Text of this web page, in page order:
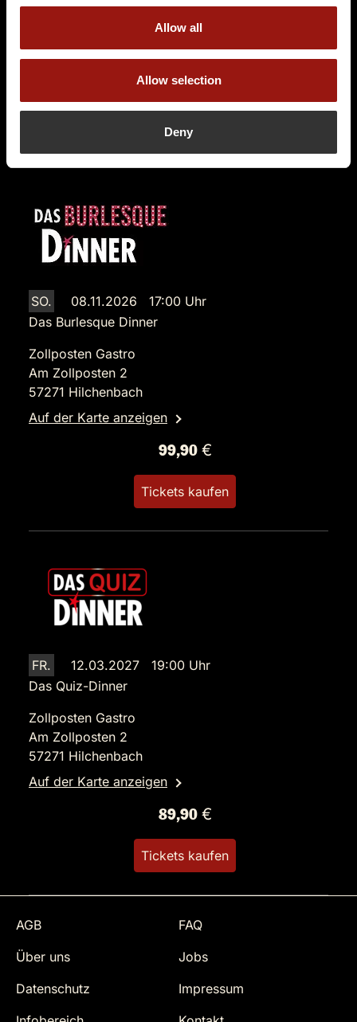
Allow all
Allow selection
Deny
Am Zollposten 2
Auf der Karte anzeigen
89,90 €
Tickets kaufen
SO.
08.11.2026 17:00 Uhr
Das Burlesque Dinner
Zollposten Gastro
Am Zollposten 2
57271 Hilchenbach
Auf der Karte anzeigen
99,90 €
Tickets kaufen
FR.
12.03.2027 19:00 Uhr
Das Quiz-Dinner
Zollposten Gastro
Am Zollposten 2
57271 Hilchenbach
Auf der Karte anzeigen
89,90 €
Tickets kaufen
AGB
FAQ
Über uns
Jobs
Datenschutz
Impressum